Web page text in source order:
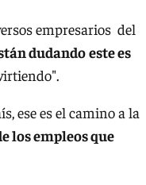
empresarios del
dudandoeste es
ese es el camino a la
los empleos que